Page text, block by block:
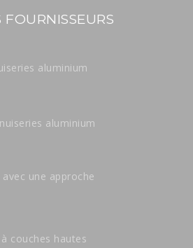
aluminium
aluminium
une approche
couches hautes